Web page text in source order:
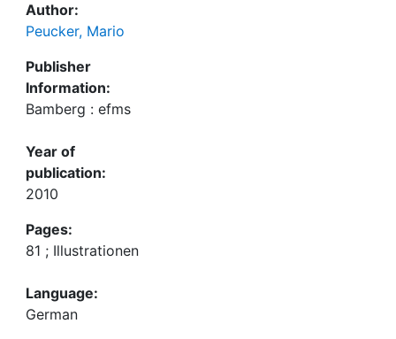
Author:
Peucker, Mario
Publisher
Information:
Bamberg : efms
Year of
publication:
2010
Pages:
81 ; Illustrationen
Language:
German